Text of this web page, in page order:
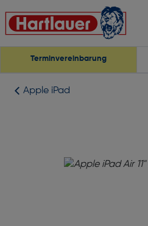
Terminvereinbarung
Apple iPad